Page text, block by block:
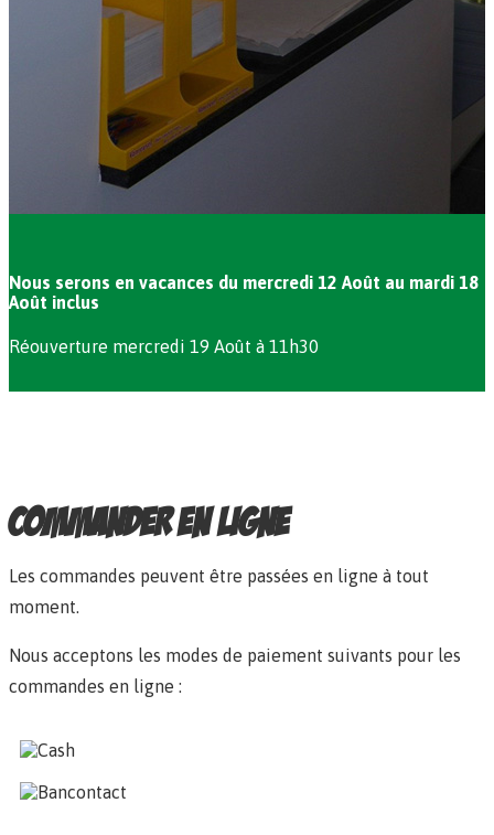
Nous serons en vacances du mercredi 12 Août au mardi 18
Août inclus
Réouverture mercredi 19 Août à 11h30
Commander en ligne
Les commandes peuvent être passées en ligne à tout
moment.
Nous acceptons les modes de paiement suivants pour les
commandes en ligne :